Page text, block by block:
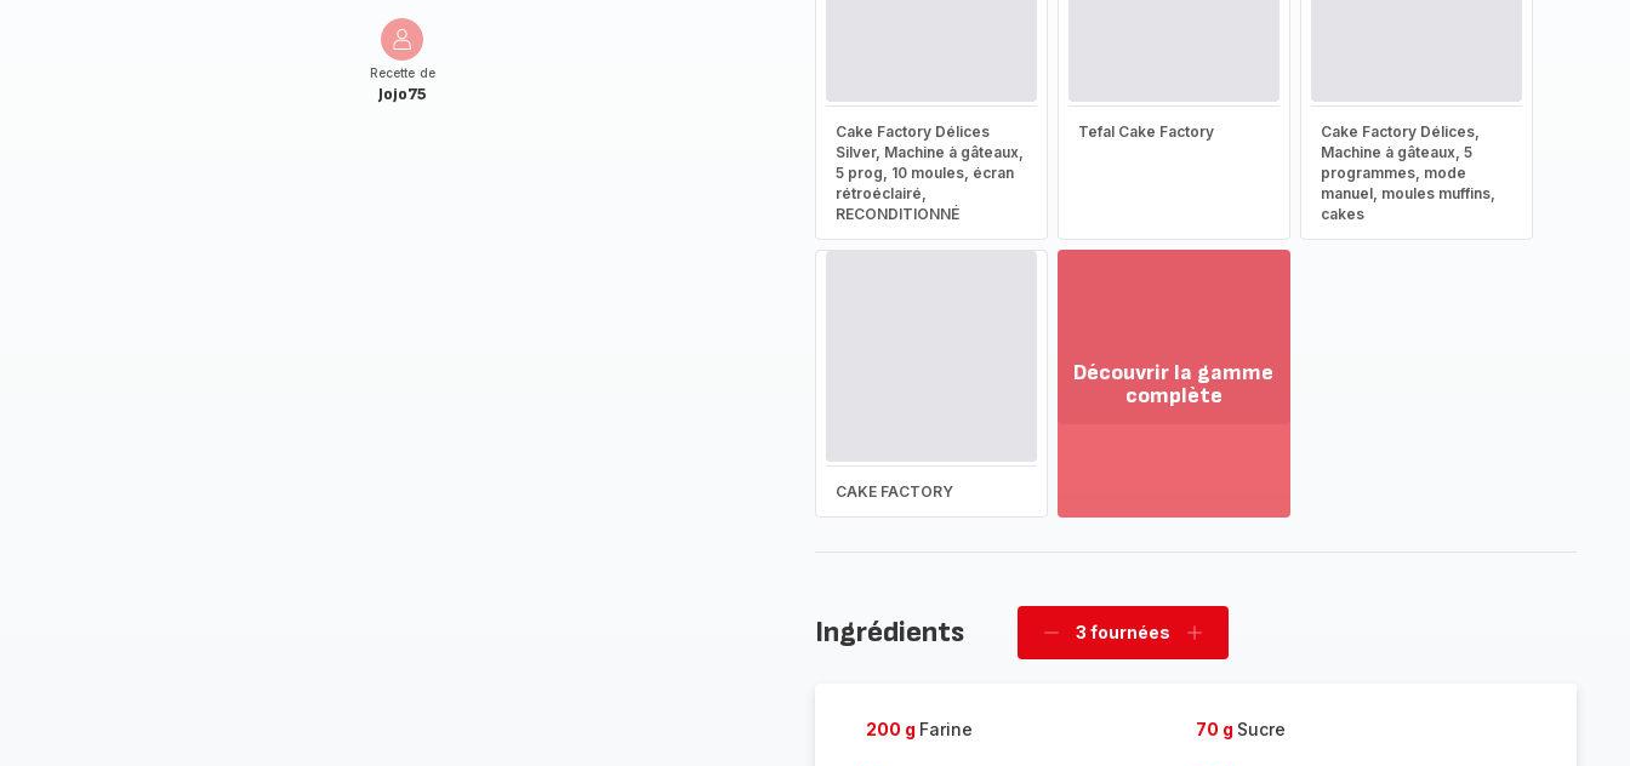
Recette de
Jojo75
Cake Factory Délices
Silver, Machine à gâteaux,
5 prog, 10 moules, écran
rétroéclairé,
RECONDITIONNÉ
Tefal Cake Factory
Cake Factory Délices,
Machine à gâteaux, 5
programmes, mode
manuel, moules muffins,
cakes
CAKE FACTORY
Découvrir la gamme
complète
la
Ingrédients
Supprimer
3 fournées
Ajouter
200 g Farine 70 g Sucre